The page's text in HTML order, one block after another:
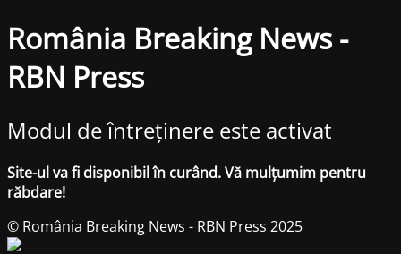
România Breaking News -
RBN Press
Modul de întreținere este activat
Site-ul va fi disponibil în curând. Vă mulțumim pentru
răbdare!
© România Breaking News - RBN Press 2025